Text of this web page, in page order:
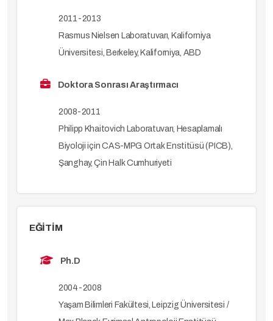
2011-2013
Rasmus Nielsen Laboratuvarı, Kaliforniya
Üniversitesi, Berkeley, Kaliforniya, ABD
Doktora Sonrası Araştırmacı
2008-2011
Philipp Khaitovich Laboratuvarı, Hesaplamalı
Biyoloji için CAS-MPG Ortak Enstitüsü (PICB),
Şanghay, Çin Halk Cumhuriyeti
EĞİTİM
Ph.D
2004-2008
Yaşam Bilimleri Fakültesi, Leipzig Üniversitesi /